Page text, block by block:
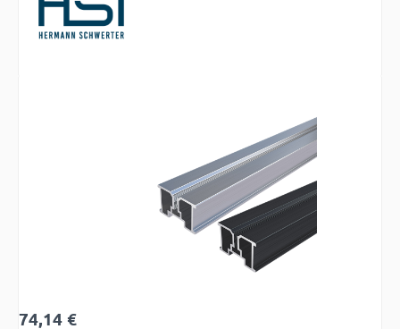
Regulärer Preis:
74,14 €